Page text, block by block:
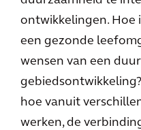
ontwikkelingen. Hoe
een gezonde
wensen van een
hoe vanuit
werken, de